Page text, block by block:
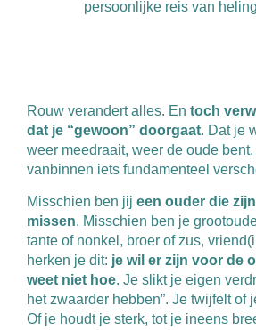
persoonlijke reis van
Rouw verandert alles. En toch
dat je “gewoon” doorgaat. Dat je
weer meedraait, weer de oude
vanbinnen iets fundamenteel
Misschien ben jij een ouder die
missen. Misschien ben je
tante of nonkel, broer of zus,
herken je dit: je wil er zijn voor de
weet niet hoe. Je slikt je eigen
het zwaarder hebben”. Je twijfelt of
Of je houdt je sterk, tot je ineens